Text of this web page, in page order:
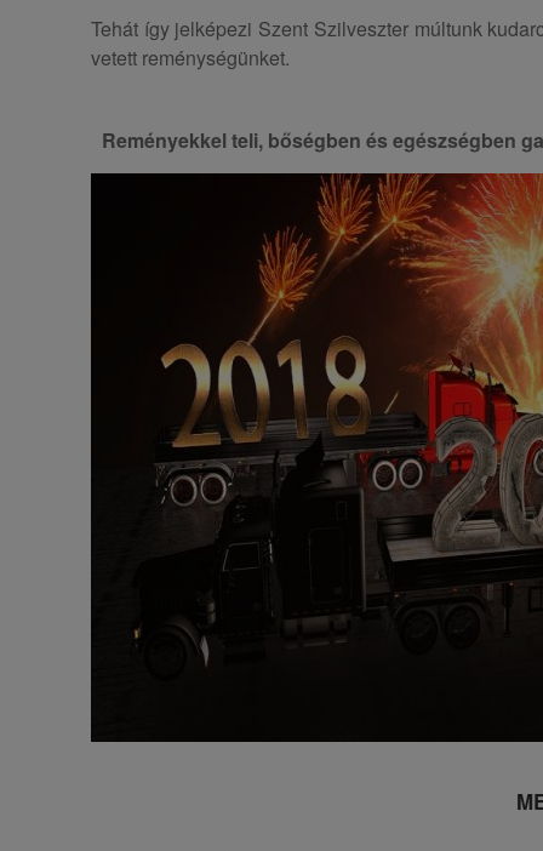
Tehát így jelképezi Szent Szilveszter múltunk
vetett reménységünket.
Reményekkel teli, bőségben és egészségben